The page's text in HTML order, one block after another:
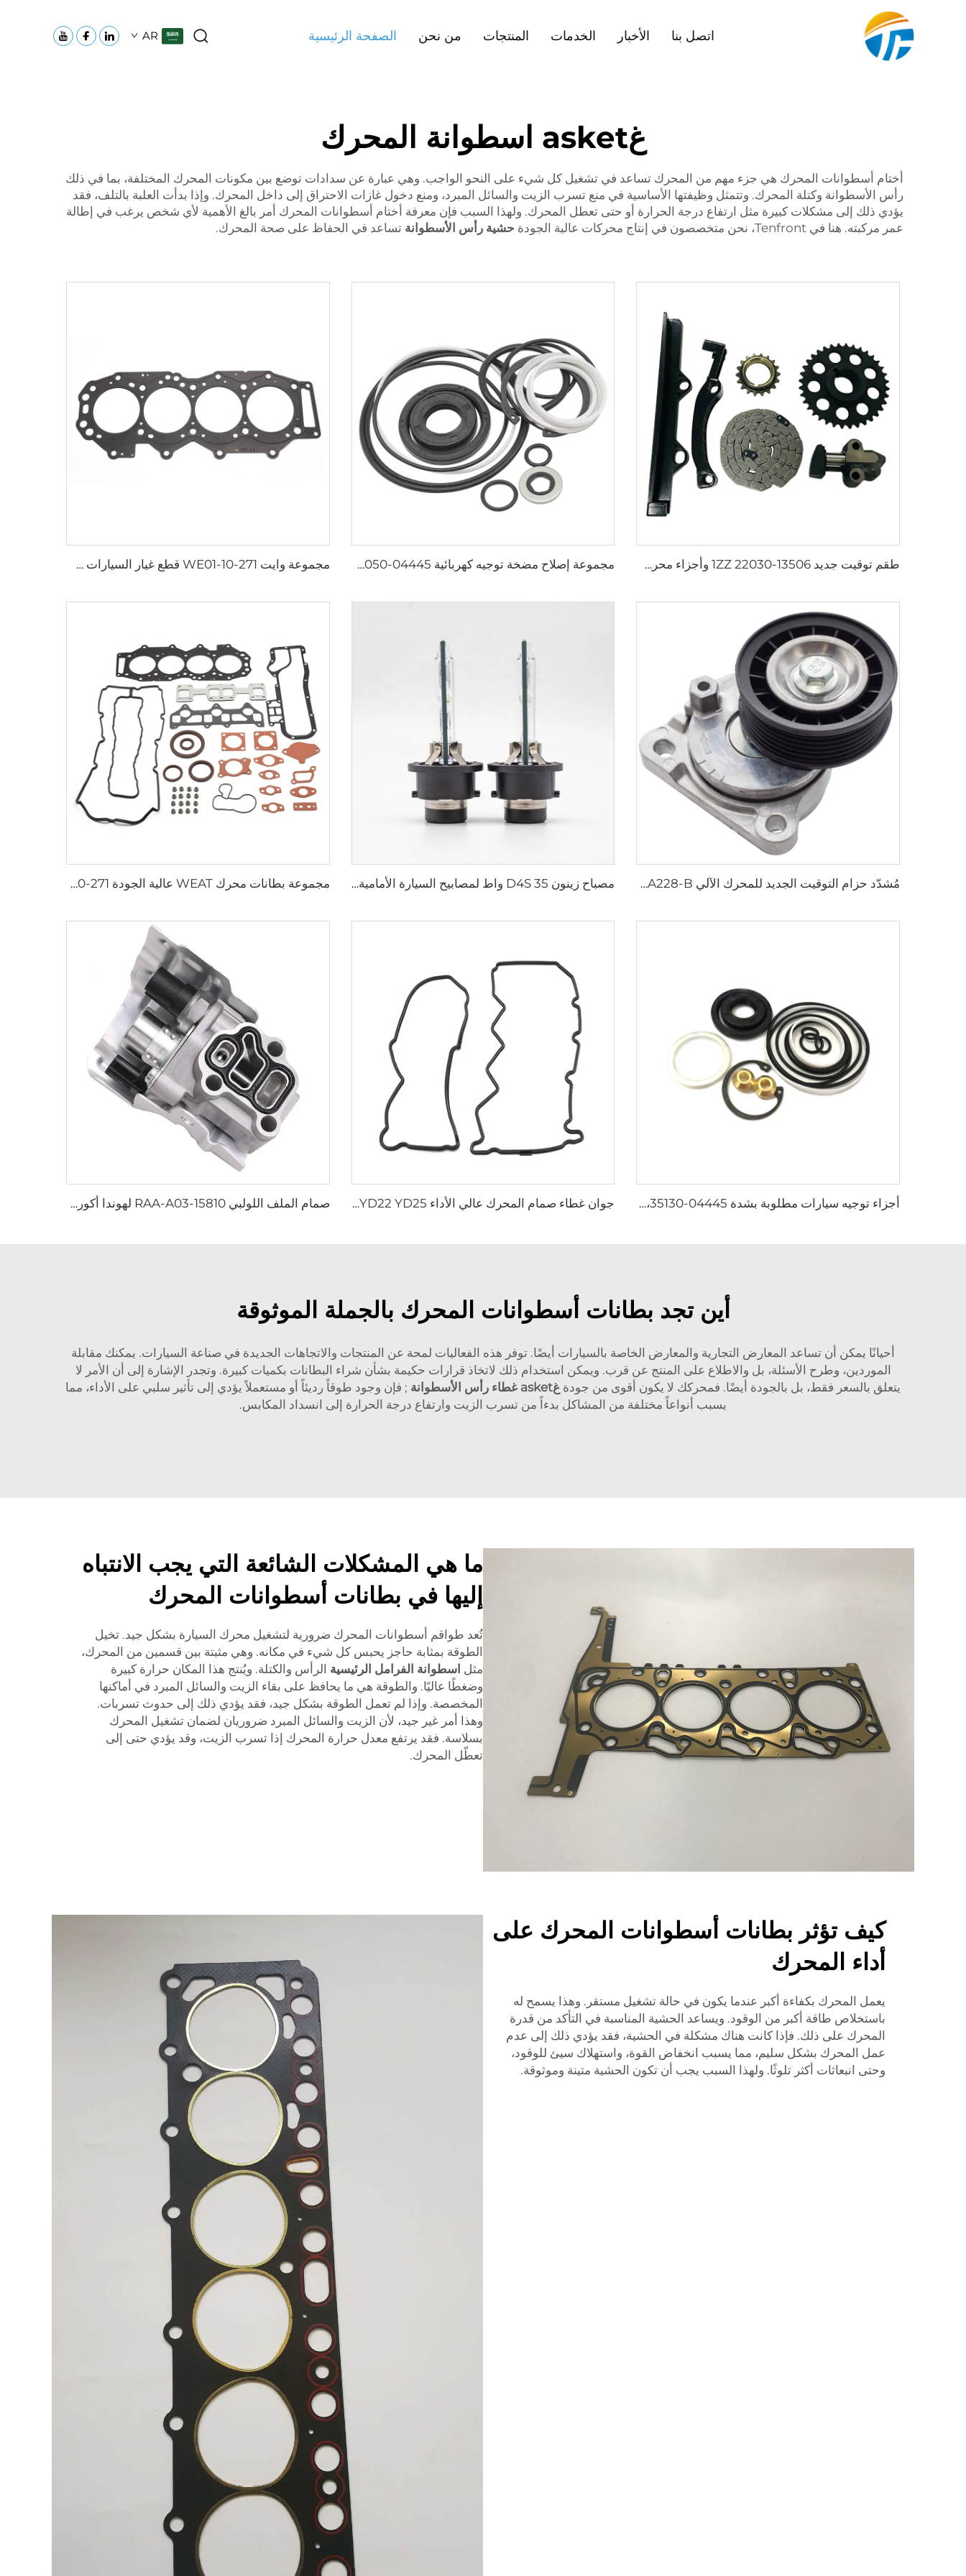
الصفحة الرئيسية من نحن المنتجات الخدمات الأخبار اتصل بنا AR
غasket اسطوانة المحرك
أختام أسطوانات المحرك هي جزء مهم من المحرك تساعد في تشغيل كل شيء على النحو الواجب. وهي عبارة عن سدادات توضع بين مكونات المحرك المختلفة، بما في ذلك
رأس الأسطوانة وكتلة المحرك. وتتمثل وظيفتها الأساسية في منع تسرب الزيت والسائل المبرد، ومنع دخول غازات الاحتراق إلى داخل المحرك. وإذا بدأت العلبة بالتلف، فقد
يؤدي ذلك إلى مشكلات كبيرة مثل ارتفاع درجة الحرارة أو حتى تعطل المحرك. ولهذا السبب فإن معرفة أختام أسطوانات المحرك أمر بالغ الأهمية لأي شخص يرغب في إطالة
عمر مركبته. هنا في Tenfront، نحن متخصصون في إنتاج محركات عالية الجودة
حشية رأس الأسطوانة تساعد في الحفاظ على صحة المحرك.
طقم توقيت جديد 13506-22030 1ZZ وأجزاء محرك أخرى لسيارات تويوتا 1.6 و1.8 مجموعة إصلاح مضخة توجيه كهربائية 04445-66050 قطع غيار سيارات بالجملة لتويوتا لاند كروزر مجموعة وايت WE01-10-271 قطع غيار السيارات طقم جلبة رأس الأسطوانة الكاملة مجموعة إصلاح لفورد مازدا 3.0
مُشدّد حزام التوقيت الجديد للمحرك الآلي 6E5Z-6A228-B لسيارات فورد ثاندربرد ترانزيت 2.3 T23HDEX مصباح زينون D4S 35 واط لمصابيح السيارة الأمامية 42402C1 لهوندا لكزس مازدا تويوتا مجموعة بطانات محرك WEAT عالية الجودة WE01-10-271 مجموعة إحكام الصيانة لسيارة فورد رينجر 3.0 لتر / مازدا BT-50 3.0 لتر
أجزاء توجيه سيارات مطلوبة بشدة 04445-35130، طقم جوان جديد لتروس التوجيه الكهربائي لسيارات TOYOTA 4Runner FORTUNER HILUX جوان غطاء صمام المحرك عالي الأداء YD22 YD25 رقم 13270-AD20A لسيارات نيسان X-TRAIL NV200 ALTIMA صمام الملف اللولبي 15810-RAA-A03 لهوندا أكورد، سيفيك، فيت، سالون، أوشيس، أكورا 2.4
أين تجد بطانات أسطوانات المحرك بالجملة الموثوقة
أحيانًا يمكن أن تساعد المعارض التجارية والمعارض الخاصة بالسيارات أيضًا. توفر هذه الفعاليات لمحة عن المنتجات والاتجاهات الجديدة في صناعة السيارات. يمكنك مقابلة
الموردين، وطرح الأسئلة، بل والاطلاع على المنتج عن قرب. ويمكن استخدام ذلك لاتخاذ قرارات حكيمة بشأن شراء البطانات بكميات كبيرة. وتجدر الإشارة إلى أن الأمر لا
يتعلق بالسعر فقط، بل بالجودة أيضًا. فمحركك لا يكون أقوى من جودة غasket غطاء رأس الأسطوانة
; فإن وجود طوقاً رديئاً أو مستعملاً يؤدي إلى تأثير سلبي على الأداء، مما
يسبب أنواعاً مختلفة من المشاكل بدءاً من تسرب الزيت وارتفاع درجة الحرارة إلى انسداد المكابس.
ما هي المشكلات الشائعة التي يجب الانتباه
إليها في بطانات أسطوانات المحرك
تُعد طواقم أسطوانات المحرك ضرورية لتشغيل محرك السيارة بشكل جيد. تخيل
الطوقة بمثابة حاجز يحبس كل شيء في مكانه. وهي مثبتة بين قسمين من المحرك،
مثل اسطوانة الفرامل الرئيسية الرأس والكتلة. ويُنتج هذا المكان حرارة كبيرة
وضغطًا عاليًا. والطوقة هي ما يحافظ على بقاء الزيت والسائل المبرد في أماكنها
المخصصة. وإذا لم تعمل الطوقة بشكل جيد، فقد يؤدي ذلك إلى حدوث تسربات.
وهذا أمر غير جيد، لأن الزيت والسائل المبرد ضروريان لضمان تشغيل المحرك
بسلاسة. فقد يرتفع معدل حرارة المحرك إذا تسرب الزيت، وقد يؤدي حتى إلى
تعطّل المحرك.
كيف تؤثر بطانات أسطوانات المحرك على
أداء المحرك
يعمل المحرك بكفاءة أكبر عندما يكون في حالة تشغيل مستقر. وهذا يسمح له
باستخلاص طاقة أكبر من الوقود. ويساعد الحشية المناسبة في التأكد من قدرة
المحرك على ذلك. فإذا كانت هناك مشكلة في الحشية، فقد يؤدي ذلك إلى عدم
عمل المحرك بشكل سليم، مما يسبب انخفاض القوة، واستهلاك سيئ للوقود،
وحتى انبعاثات أكثر تلوثًا. ولهذا السبب يجب أن تكون الحشية متينة وموثوقة.